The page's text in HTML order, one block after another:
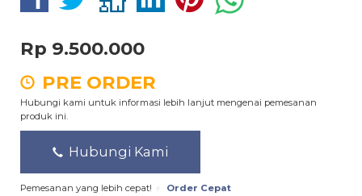
Rp 9.500.000
PRE ORDER
Hubungi kami untuk informasi lebih lanjut mengenai pemesanan
produk ini.
Hubungi Kami
Pemesanan yang lebih cepat! Order Cepat